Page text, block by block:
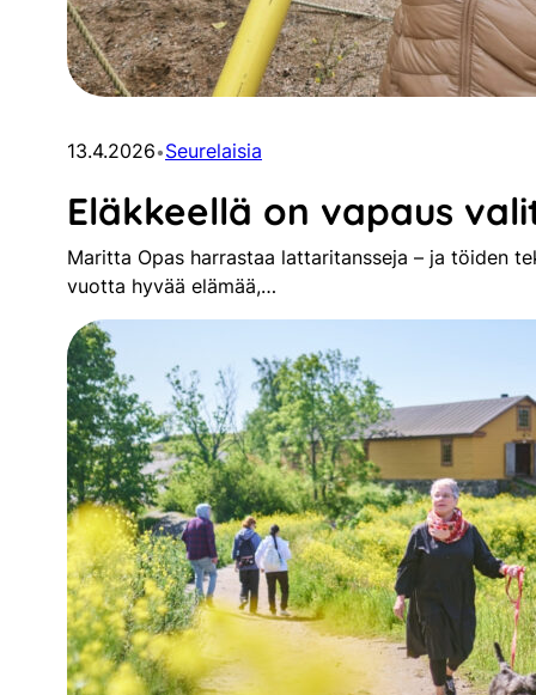
13.4.2026•Seurelaisia
Eläkkeellä on vapaus
Maritta Opas harrastaa lattaritansseja – ja töiden
vuotta hyvää elämää,…